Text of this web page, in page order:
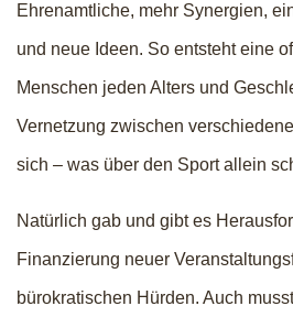
Ehrenamtliche, mehr Synergien,
und neue Ideen. So entsteht eine
Menschen jeden Alters und
Vernetzung zwischen
sich – was über den Sport allein
Natürlich gab und gibt es
Finanzierung neuer
bürokratischen Hürden. Auch